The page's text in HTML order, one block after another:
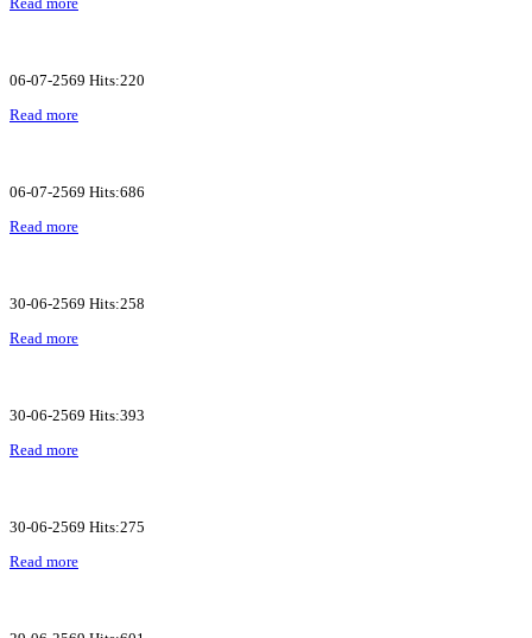
06-07-2569 Hits:220
Read more
06-07-2569 Hits:686
Read more
30-06-2569 Hits:258
Read more
30-06-2569 Hits:393
Read more
30-06-2569 Hits:275
Read more